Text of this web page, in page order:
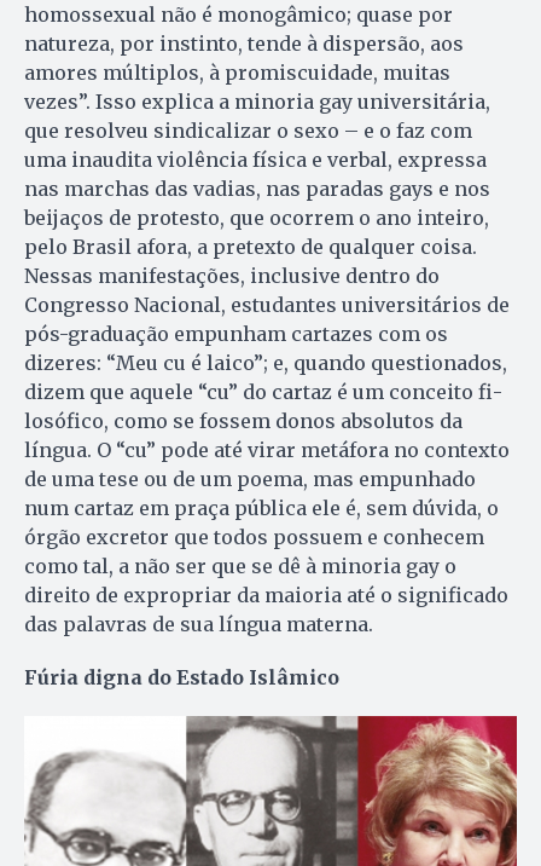
homossexual não é monogâmico; quase por
natureza, por instinto, tende à dispersão, aos
amores múltiplos, à promiscuidade, muitas
vezes”. Isso explica a minoria gay universitária,
que resolveu sindicalizar o sexo – e o faz com
uma inaudita violência física e verbal, expressa
nas marchas das vadias, nas paradas gays e nos
beijaços de protesto, que ocorrem o ano inteiro,
pelo Brasil afora, a pretexto de qualquer coisa.
Nessas manifestações, inclusive dentro do
Congresso Nacional, estudantes universitários de
pós-graduação empunham cartazes com os
dizeres: “Meu cu é laico”; e, quando questionados,
dizem que aquele “cu” do cartaz é um conceito fi­
losófico, como se fossem donos absolutos da
língua. O “cu” pode até virar metáfora no contexto
de uma tese ou de um poema, mas empunhado
num cartaz em praça pública ele é, sem dúvida, o
órgão excretor que todos possuem e conhecem
como tal, a não ser que se dê à minoria gay o
direito de expropriar da maioria até o significado
das palavras de sua língua materna.
Fúria digna do Estado Islâmico